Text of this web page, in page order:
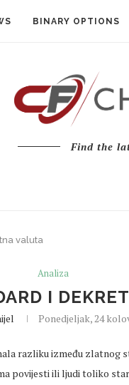
BINARY OPTIONS
Find the
valuta
Analiza
I
Ponedjeljak, 24
razliku između zlatnog
povijesti ili ljudi toliko